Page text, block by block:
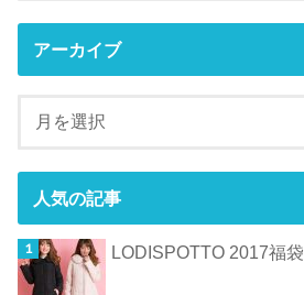
アーカイブ
人気の記事
LODISPOTTO 2017福袋